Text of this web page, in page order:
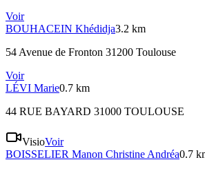
Voir
BOUHACEIN Khédidja3.2 km
54 Avenue de Fronton 31200 Toulouse
Voir
LÉVI Marie0.7 km
44 RUE BAYARD 31000 TOULOUSE
VisioVoir
BOISSELIER Manon Christine Andréa0.7